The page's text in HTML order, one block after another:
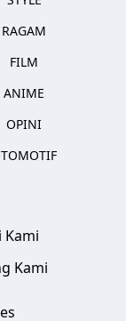
RAGAM
FILM
ANIME
OPINI
Kami
Kami